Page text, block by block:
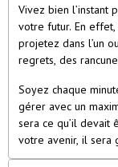
Vivez bien l’instant
votre futur. En
projetez dans l’un
regrets, des
Soyez chaque
gérer avec un
sera ce qu’il devait
votre avenir, il sera
constante.